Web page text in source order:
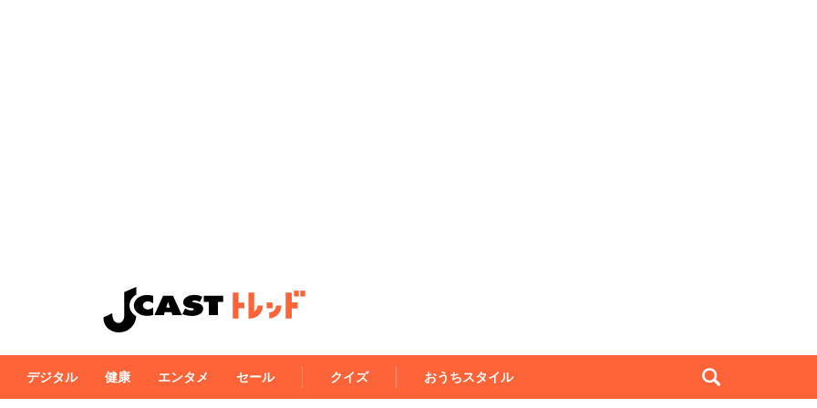
デジタル 健康 エンタメ セール クイズ おうちスタイル